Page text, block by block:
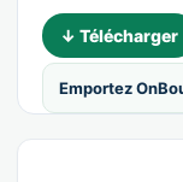
↓ Télécharger
Emportez